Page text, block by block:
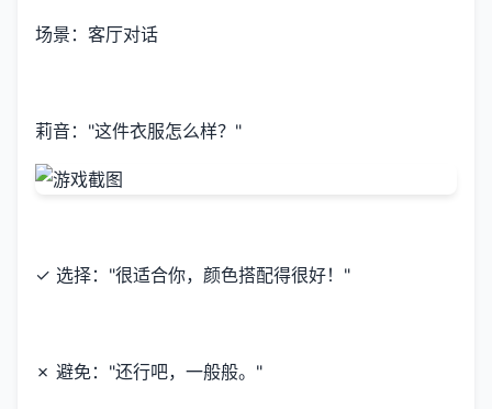
场景：客厅对话
莉音："这件衣服怎么样？"
✓ 选择："很适合你，颜色搭配得很好！"
✗ 避免："还行吧，一般般。"